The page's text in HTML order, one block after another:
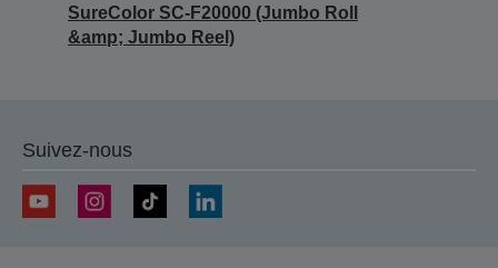
SureColor SC-F20000 (Jumbo Roll
&amp; Jumbo Reel)
Suivez-nous